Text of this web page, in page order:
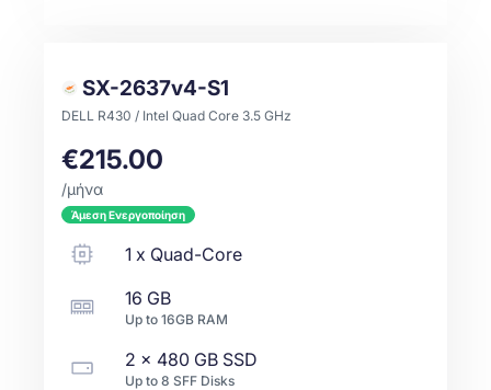
SX-2637v4-S1
DELL R430 / Intel Quad Core 3.5 GHz
€215.00
/μήνα
Άμεση Ενεργοποίηση
1 x Quad-Core
16 GB
Up to 16GB RAM
2 x 480 GB SSD
Up to8 SFF Disks